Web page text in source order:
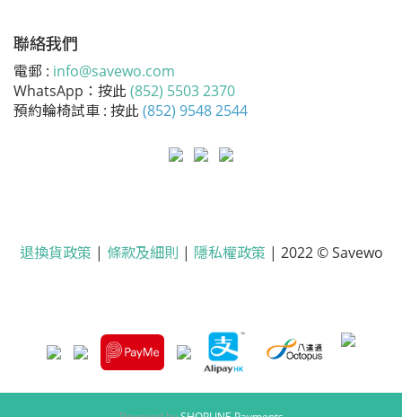
聯絡我們
電郵 : info@savewo.com
WhatsApp：按此 (852) 5503 2370
預約輪椅試車 : 按此 (852) 9548 2544
退換貨政策 | 條款及細則 | 隱私權政策 | 2022 © Savewo